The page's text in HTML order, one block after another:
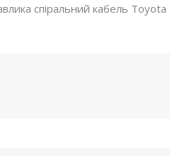
спіральний кабель